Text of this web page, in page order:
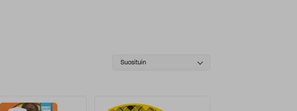
Select
Suosituin